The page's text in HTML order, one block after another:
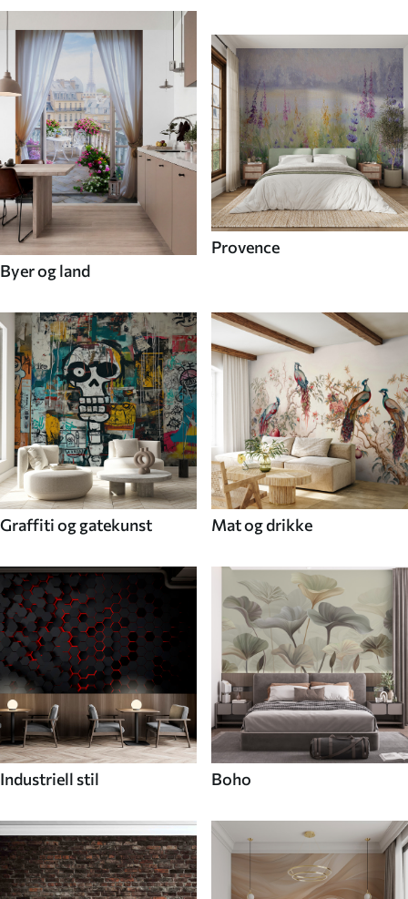
Byer og land
Provence
Graffiti og gatekunst Mat og drikke
Industriell stil Boho